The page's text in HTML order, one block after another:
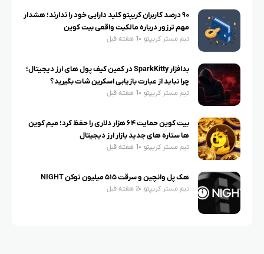
۹۰ درصد کاربران کریپتو کلید دارایی خود را ندارند؛ هشدار
مهم ترزور درباره مالکیت واقعی بیت کوین
تیم مستر کریپتو 1 هفته قبل
بدافزار SparkKitty در کمین کیف پول های ارز دیجیتال؛
چرا نباید از عبارت بازیابی اسکرین شات بگیرید؟
تیم مستر کریپتو 1 هفته قبل
بیت کوین حمایت ۶۴ هزار دلاری را حفظ کرد؛ میم کوین
ها ستاره های جدید بازار ارز دیجیتال
تیم مستر کریپتو 1 هفته قبل
هک پل وانچین و سرقت ۵۱۵ میلیون توکن NIGHT
تیم مستر کریپتو 2 هفته قبل